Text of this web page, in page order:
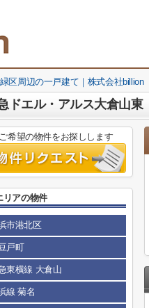
区周辺の一戸建て｜株式会社billion
ドエル・アルス大倉山東
希望の物件をお探しします
リアの物件
市港北区
戸町
東横線 大倉山
線 菊名